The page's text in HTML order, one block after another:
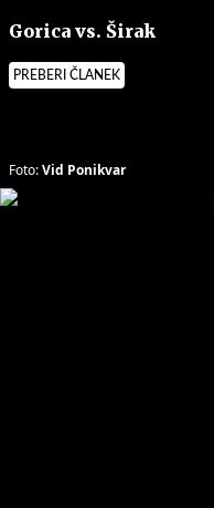
Gorica vs. Širak
PREBERI ČLANEK
Foto:Vid Ponikvar